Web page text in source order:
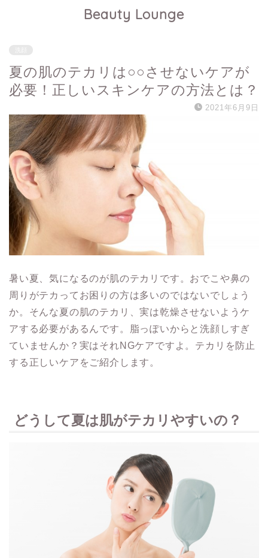
Beauty Lounge
夏の肌のテカリは○○させないケアが
必要！正しいスキンケアの方法とは？
2021年6月9日
暑い夏、気になるのが肌のテカリです。おでこや鼻の
周りがテカってお困りの方は多いのではないでしょう
か。そんな夏の肌のテカリ、実は乾燥させないようケ
アする必要があるんです。脂っぽいからと洗顔しすぎ
ていませんか？実はそれNGケアですよ。テカリを防止
する正しいケアをご紹介します。
どうして夏は肌がテカリやすいの？